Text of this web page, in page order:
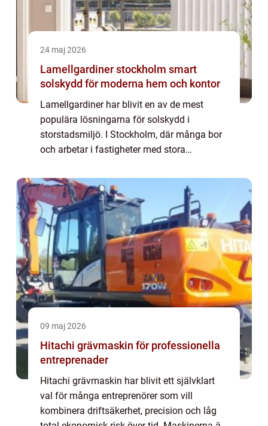
24 maj 2026
Lamellgardiner stockholm smart
solskydd för moderna hem och kontor
Lamellgardiner har blivit en av de mest
populära lösningarna för solskydd i
storstadsmiljö. I Stockholm, där många bor
och arbetar i fastigheter med stora
en tydlig funktion. De ger flexibilitet, stil
och...
09 maj 2026
Hitachi grävmaskin för professionella
entreprenader
Hitachi grävmaskin har blivit ett självklart
val för många entreprenörer som vill
kombinera driftsäkerhet, precision och låg